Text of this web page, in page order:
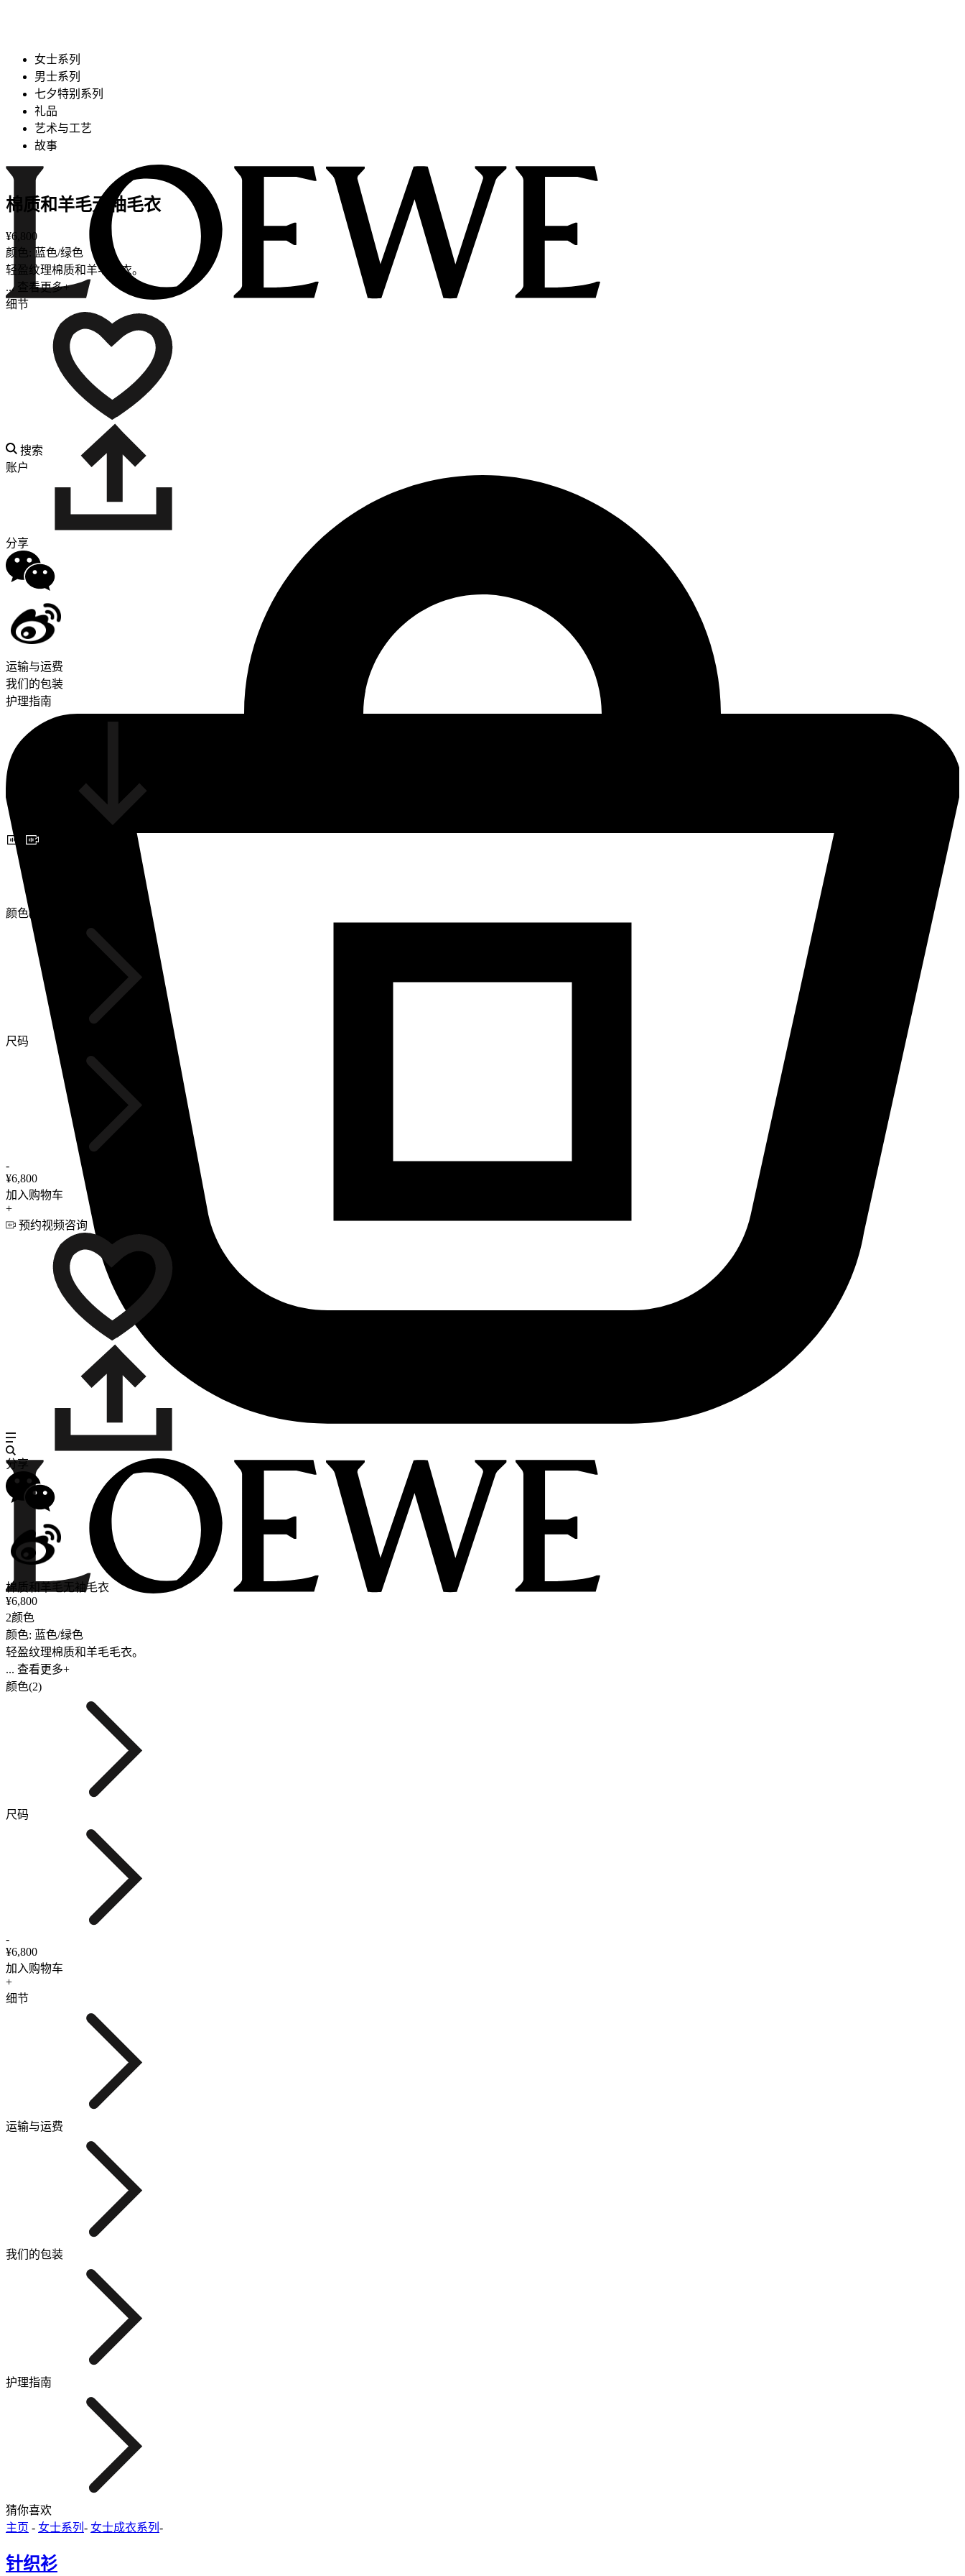
女士系列
男士系列
七夕特别系列
礼品
艺术与工艺
故事
搜索
账户
棉质和羊毛无袖毛衣
¥6,800
颜色: 蓝色/绿色
轻盈纹理棉质和羊毛毛衣。
... 查看更多+
细节
分享
运输与运费
我们的包装
护理指南
颜色(2)
尺码
-
¥6,800
加入购物车
+
预约视频咨询
分享
棉质和羊毛无袖毛衣
¥6,800
2颜色
颜色: 蓝色/绿色
轻盈纹理棉质和羊毛毛衣。
... 查看更多+
颜色(2)
尺码
-
¥6,800
加入购物车
+
细节
运输与运费
我们的包装
护理指南
猜你喜欢
主页 - 女士系列 - 女士成衣系列 -
针织衫